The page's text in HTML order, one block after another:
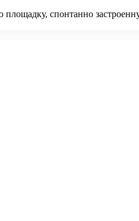
площадку, спонтанно